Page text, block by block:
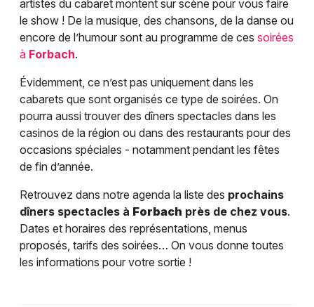
artistes du cabaret montent sur scène pour vous faire
le show ! De la musique, des chansons, de la danse ou
encore de l’humour sont au programme de ces soirées
à Forbach.
Évidemment, ce n’est pas uniquement dans les
cabarets que sont organisés ce type de soirées. On
pourra aussi trouver des dîners spectacles dans les
casinos de la région ou dans des restaurants pour des
occasions spéciales - notamment pendant les fêtes
de fin d’année.
Retrouvez dans notre agenda la liste des prochains
dîners spectacles à Forbach près de chez vous.
Dates et horaires des représentations, menus
proposés, tarifs des soirées… On vous donne toutes
les informations pour votre sortie !